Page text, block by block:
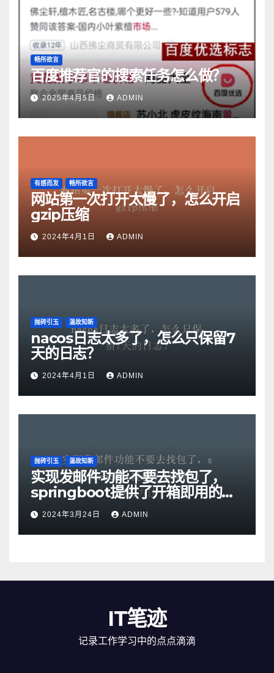
畅所欲言
百度推荐官的搜索任务怎么做？
2025年4月5日 ADMIN
有感而发 畅所欲言
网站第一次打开太慢了，怎么开启
gzip压缩
2024年4月1日 ADMIN
抛砖引玉 温故知新
nacos日志太多了，怎么只保留7
天的日志？
2024年4月1日 ADMIN
抛砖引玉 温故知新
实现发邮件功能不要去找包了，
springboot提供了开箱即用的方
法2024年3月24日 ADMIN
IT笔迹
记录工作学习中的点点滴滴